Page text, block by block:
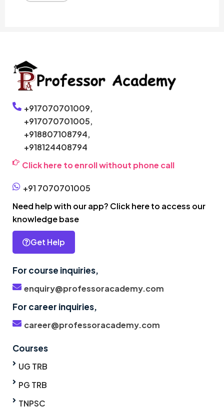
+917070701009,
+917070701005,
+918807108794,
+918124408794
Click here to enroll without phone call
+91 7070701005
Need help with our app? Click here to access our
knowledge base
Get Help
For course inquiries,
enquiry@professoracademy.com
For career inquiries,
career@professoracademy.com
Courses
UG TRB
PG TRB
TNPSC